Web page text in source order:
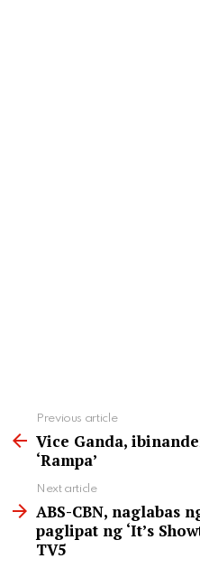
more
Previous article
Vice Ganda,
‘Rampa’
Next article
ABS-CBN, naglabas
paglipat ng ‘It’s
TV5